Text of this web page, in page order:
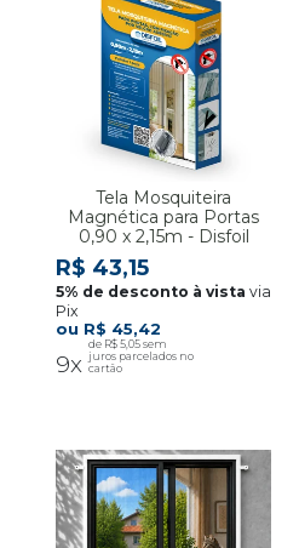
Tela Mosquiteira
Magnética para Portas
0,90 x 2,15m - Disfoil
R$ 45,42
9x
R$ 5,05
R$ 43,15
via
Pix